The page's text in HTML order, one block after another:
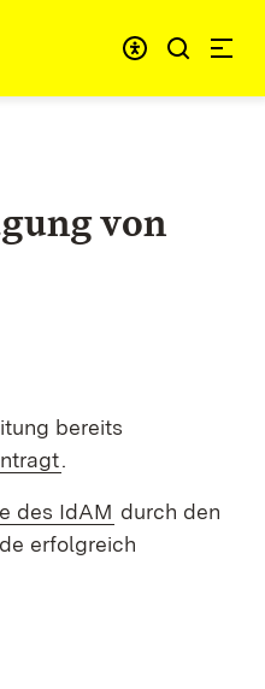
von
bereits
.
des IdAM durch den
erfolgreich